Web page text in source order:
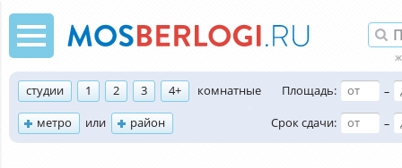
студии 1 2 3 4+
комнатные
метро
или район
Площадь:
–
Срок сдачи:
–